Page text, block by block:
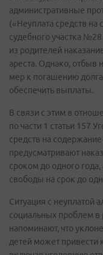
административные
(«Неуплата средств
судебного участка
из родителей
ареста. Однако, отбыв
мер к погашению долга
обеспечить выплаты.
В связи с этим в
по части 1 статьи 157
средств на
предусматривают
сроком до одного
свободы на срок до
Ситуация с неуплатой
социальных проблем в
напоминают, что
детей может